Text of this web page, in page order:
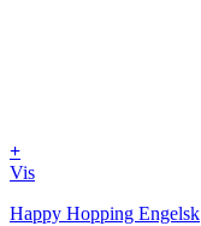
+
Vis
Happy Hopping Engelsk